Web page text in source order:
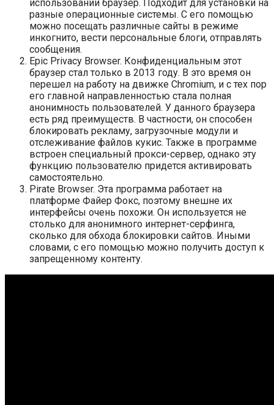
использовании браузер. Подходит для установки на
разные операционные системы. С его помощью
можно посещать различные сайты в режиме
инкогнито, вести персональные блоги, отправлять
сообщения.
Epic Privacy Browser. Конфиденциальным этот
браузер стал только в 2013 году. В это время он
перешел на работу на движке Chromium, и с тех пор
его главной направленностью стала полная
анонимность пользователей. У данного браузера
есть ряд преимуществ. В частности, он способен
блокировать рекламу, загрузочные модули и
отслеживание файлов кукис. Также в программе
встроен специальный прокси-сервер, однако эту
функцию пользователю придется активировать
самостоятельно.
Pirate Browser. Эта программа работает на
платформе Файер Фокс, поэтому внешне их
интерфейсы очень похожи. Он используется не
столько для анонимного интернет-серфинга,
сколько для обхода блокировки сайтов. Иными
словами, с его помощью можно получить доступ к
запрещенному контенту.